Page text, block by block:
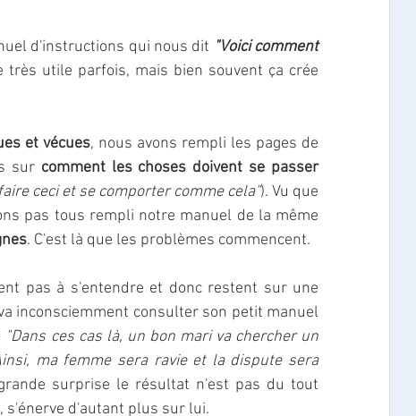
d'instructions qui nous dit "Voici comment
très utile parfois, mais bien souvent ça crée
et vécues, nous avons rempli les pages de
sur
comment les choses doivent se passer
ceci et se comporter comme cela"). Vu que
pas tous rempli notre manuel de la même
. C'est là que les problèmes commencent.
pas à s'entendre et donc restent sur une
inconsciemment consulter son petit manuel
"Dans ces cas là, un bon mari va chercher un
ma femme sera ravie et la dispute sera
surprise le résultat n'est pas du tout
s'énerve d'autant plus sur lui.